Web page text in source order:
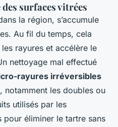
surfaces vitrées
la région, s’accumule
Au fil du temps, cela
rayures et accélère le
nettoyage mal effectué
rayures irréversibles
notamment les doubles ou
utilisés par les
éliminer le tartre sans